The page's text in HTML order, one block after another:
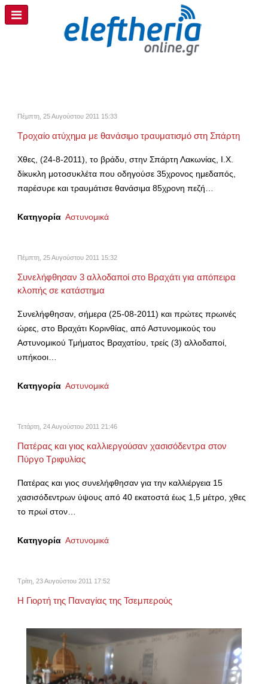
Πέμπτη, 25 Αυγούστου 2011 15:33
Τροχαίο ατύχημα με θανάσιμο τραυματισμό στη Σπάρτη
Χθες, (24-8-2011), το βράδυ, στην Σπάρτη Λακωνίας, Ι.Χ.
δίκυκλη μοτοσυκλέτα που οδηγούσε 35χρονος ημεδαπός,
παρέσυρε και τραυμάτισε θανάσιμα 85χρονη πεζή…
Κατηγορία Αστυνομικά
Πέμπτη, 25 Αυγούστου 2011 15:32
Συνελήφθησαν 3 αλλοδαποί στο Βραχάτι για απόπειρα
κλοπής σε κατάστημα
Συνελήφθησαν, σήμερα (25-08-2011) και πρώτες πρωινές
ώρες, στο Βραχάτι Κορινθίας, από Αστυνομικούς του
Αστυνομικού Τμήματος Βραχατίου, τρείς (3) αλλοδαποί,
υπήκοοι…
Κατηγορία Αστυνομικά
Τετάρτη, 24 Αυγούστου 2011 21:46
Πατέρας και γιος καλλιεργούσαν χασισόδεντρα στον
Πύργο Τριφυλίας
Πατέρας και γιος συνελήφθησαν για την καλλιέργεια 15
χασισόδεντρων ύψους από 40 εκατοστά έως 1,5 μέτρο, χθες
το πρωί στον…
Κατηγορία Αστυνομικά
Τρίτη, 23 Αυγούστου 2011 17:52
Η Γιορτή της Παναγίας της Τσεμπερούς